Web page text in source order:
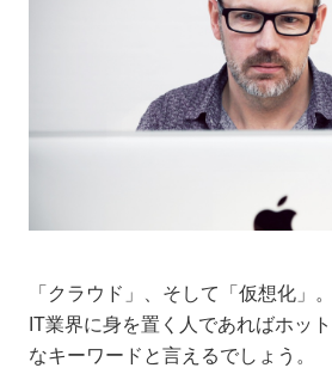
「クラウド」、そして「仮想化」。
IT業界に身を置く人であればホッ
なキーワードと言えるでしょう。